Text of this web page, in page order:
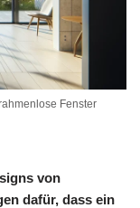
Fenster
von
dafür, dass ein